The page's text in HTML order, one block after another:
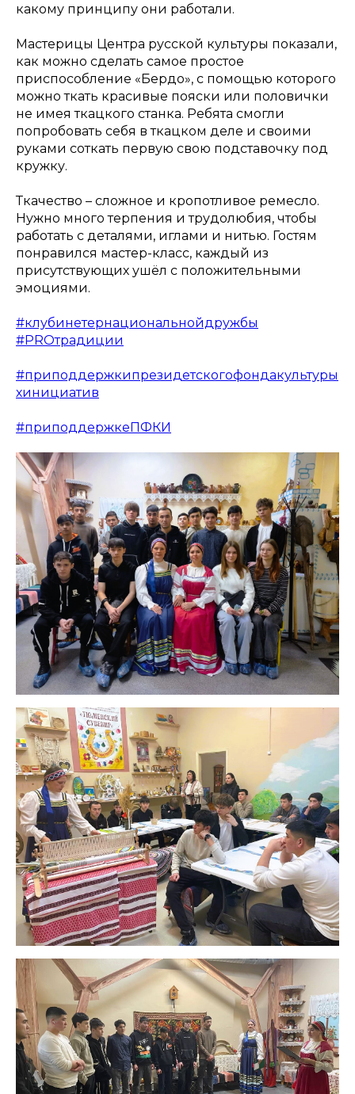
какому принципу они работали.
Мастерицы Центра русской культуры показали,
как можно сделать самое простое
приспособление «Бердо», с помощью которого
можно ткать красивые пояски или половички
не имея ткацкого станка. Ребята смогли
попробовать себя в ткацком деле и своими
руками соткать первую свою подставочку под
кружку.
Ткачество – сложное и кропотливое ремесло.
Нужно много терпения и трудолюбия, чтобы
работать с деталями, иглами и нитью. Гостям
понравился мастер-класс, каждый из
присутствующих ушёл с положительными
эмоциями.
#клубинетернациональнойдружбы
#PROтрадиции
#приподдержкипрезидетскогофондакультуры
хинициатив
#приподдержкеПФКИ